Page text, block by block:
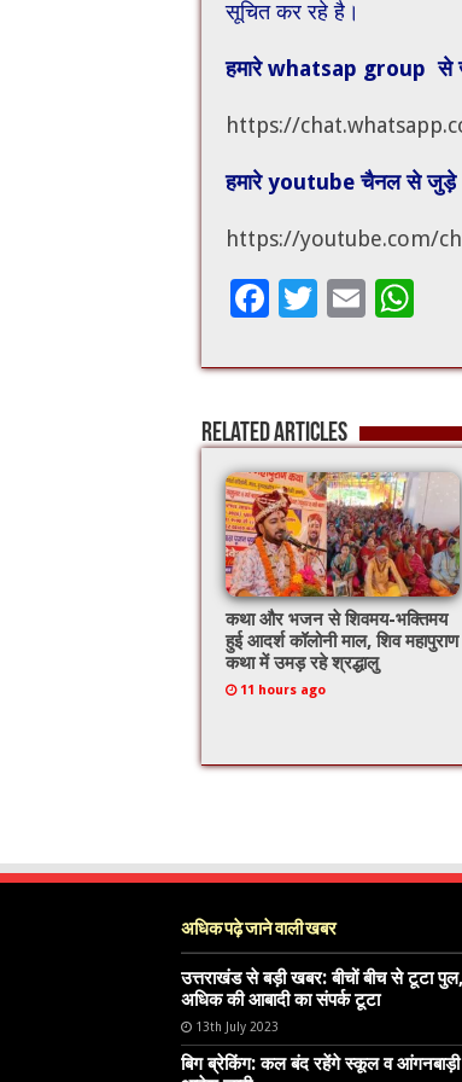
सूचित कर रहे है।
हमारे whatsap group से
https://
हमारे youtube चैनल से जुड़े
https://youtube.com/
F
e
b
o
o
k
T
tt
er
E
ai
l
at
sA
p
p
Related Articles
कथा और भजन से शिवमय-भक्तिमय
हुई आदर्श कॉलोनी माल, शिव महापुराण
कथा में उमड़ रहे श्रद्धालु
11 hours ago
अधिक पढ़े जाने वाली खबर
उत्तराखंड से बड़ी खबर: बीचों बीच से टूटा
अधिक की आबादी का संपर्क टूटा
13th July 2023
बिग ब्रेकिंग: कल बंद रहेंगे स्कूल व